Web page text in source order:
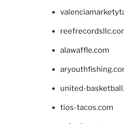
alawaffle.com
united-
tios-tacos.com